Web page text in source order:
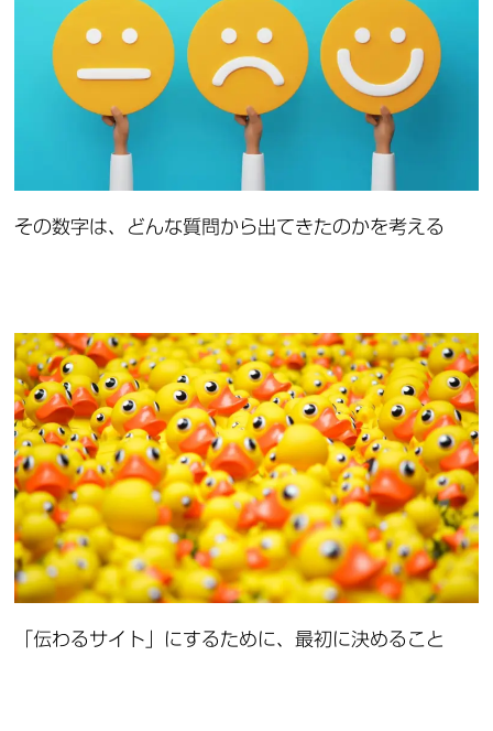
その数字は、どんな質問から出てきたのかを考える
「伝わるサイト」にするために、最初に決めること